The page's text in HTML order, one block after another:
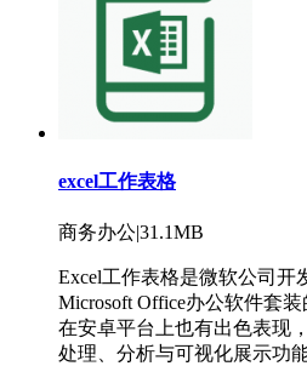
excel工作表格
商务办公|31.1MB
Excel工作表格是微软公司开
Microsoft Office办公软件套
在安卓平台上也有出色表现
处理、分析与可视化展示功